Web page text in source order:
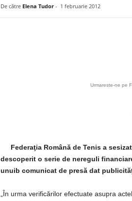
De către Elena Tudor- 1 februarie 2012
Urmareste-ne pe
Federaţia Română de Tenis a
descoperit o serie de nereguli
unuib comunicat de presă dat
„În urma verificărilor efectuate asupra